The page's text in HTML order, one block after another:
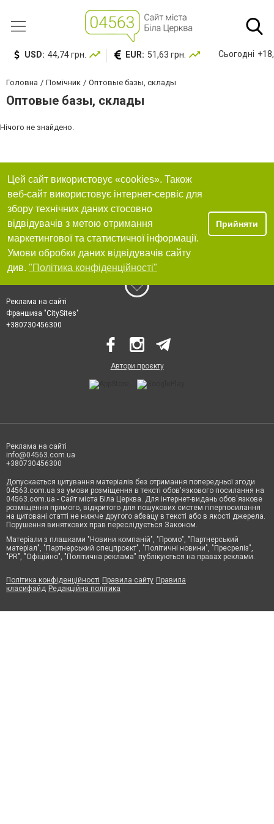
USD: 44,74 грн. EUR: 51,63 грн. Сьогодні
Головна Помічник Оптовые базы, склады
Оптовые базы, склады
Нічого не знайдено.
Цей сайт використовує «cookies». Також
веб-сайт використовує інтернет-сервіс для
збору технічних даних стосовно
відвідувачів з метою отримання
маркетингової та статистичної інформації.
Умови обробки даних відвідувачів сайту
див. "Політика конфіденційності"
Прийняти
Реклама на сайті
Франшиза "CitySites"
+380730456300
Автори проєкту
Реклама на сайті
info@04563.com.ua
+380730456300
Допускається цитування матеріалів без отримання попередньої згоди
04563.com.ua за умови розміщення в тексті обов'язкового посилання на
04563.com.ua - Сайт міста Біла Церква. Для інтернет-видань обов'язкове
розміщення прямого, відкритого для пошукових систем гіперпосилання
на цитовані статті не нижче другого абзацу в тексті або в якості джерела.
Порушення виняткових прав переслідується Законом.
Матеріали з плашками "Новини компаній", "Промо", "Партнерський
матеріал", "Партнерський спецпроєкт", "Політичні новини", "Пресреліз",
"PR", "Офіційно", "Політична реклама" публікуються на правах реклами.
Політика конфіденційності Правила сайту Правила
класифайд Редакційна політика